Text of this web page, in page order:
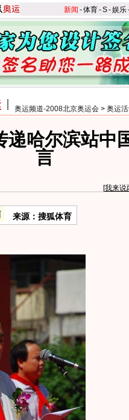
新闻 -体育-S-娱乐
奥运频道-2008北京奥运会 > 奥运
递哈尔滨站中
言
[我来说
来源：搜狐体育